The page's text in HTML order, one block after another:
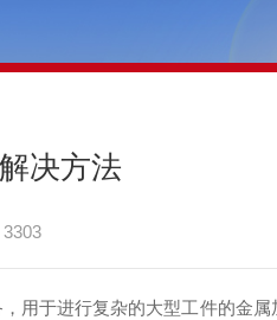
决方法
于进行复杂的大型工件的金属